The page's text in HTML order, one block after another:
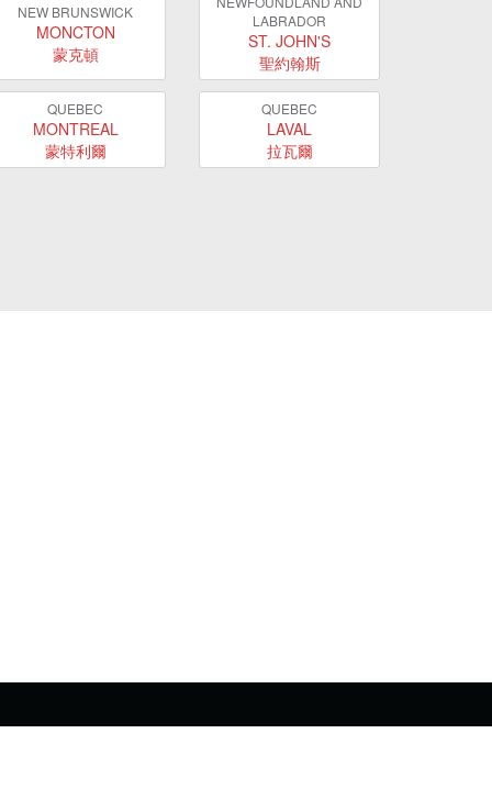
NEW BRUNSWICK
MONCTON
蒙克頓
LABRADOR
ST. JOHN'S
聖約翰斯
QUEBEC
MONTREAL
蒙特利爾
QUEBEC
LAVAL
拉瓦爾